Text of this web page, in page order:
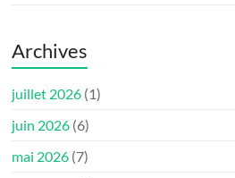
Archives
juillet 2026 (1)
juin 2026 (6)
mai 2026 (7)